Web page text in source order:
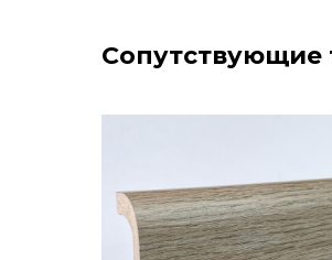
Сопутствующие